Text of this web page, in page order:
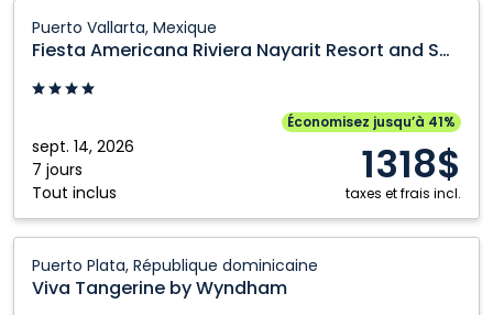
Puerto Vallarta, Mexique
Fiesta Americana Riviera Nayarit Resort and Spa
sept. 14, 2026
7 jours
Tout inclus
Économisez jusqu’à 41%
1318$
taxes et frais incl.
Americana
Riviera
Nayarit
and
Spa:
Puerto
Vallarta,
Puerto Plata, République dominicaine
Viva Tangerine by Wyndham
Tangerine